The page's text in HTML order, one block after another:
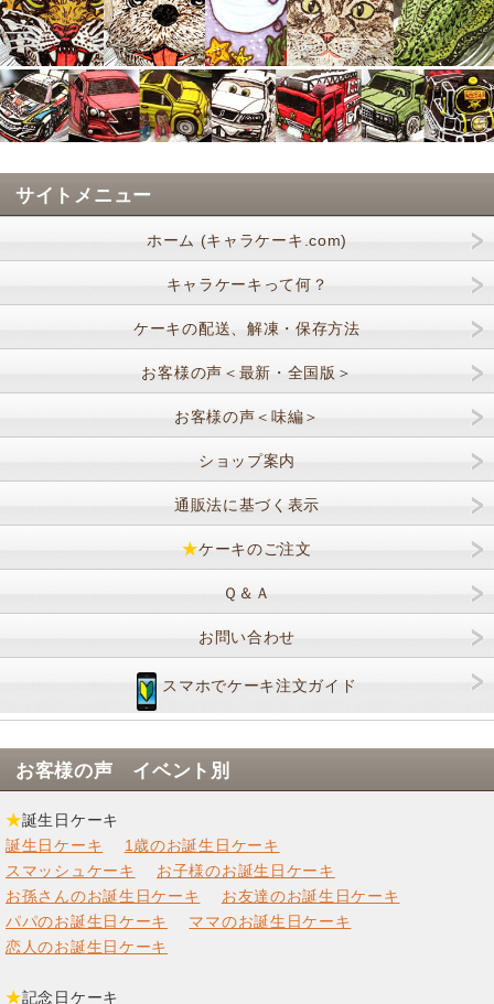
サイトメニュー
ホーム (キャラケーキ.com)
キャラケーキって何？
ケーキの配送、解凍・保存方法
お客様の声＜最新・全国版＞
お客様の声＜味編＞
ショップ案内
通販法に基づく表示
★ケーキのご注文
Ｑ＆Ａ
お問い合わせ
スマホでケーキ注文ガイド
お客様の声 イベント別
★誕生日ケーキ
誕生日ケーキ
1歳のお誕生日ケーキ
スマッシュケーキ
お子様のお誕生日ケーキ
お孫さんのお誕生日ケーキ
お友達のお誕生日ケーキ
パパのお誕生日ケーキ
ママのお誕生日ケーキ
恋人のお誕生日ケーキ
★記念日ケーキ